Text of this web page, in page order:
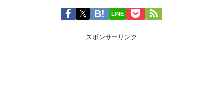
LINE
スポンサーリンク